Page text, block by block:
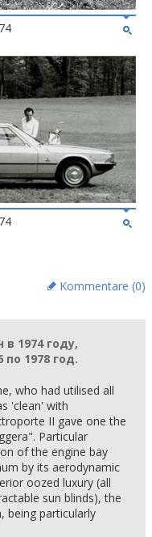
Kommentare (0)
1974 году,
1978 год.
who had utilised all
'clean' with
II gave one the
Particular
of the engine bay
by its aerodynamic
oozed luxury (all
sun blinds), the
being particularly